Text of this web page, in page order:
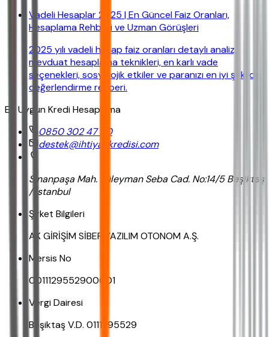
Vadeli Hesaplar 2025 | En Güncel Faiz Oranları,
Hesaplama Rehberi ve Uzman Görüşleri
2025 yılı vadeli hesap faiz oranları detaylı analiz,
mevduat hesaplama teknikleri, en karlı vade
seçenekleri, sosyolojik etkiler ve paranızı en iyi şekilde
değerlendirme rehberi.
En Uygun Kredi Hesaplama
0850 302 47 90
destek@ihtiyackredisi.com
Sinanpaşa Mah. Süleyman Seba Cad. No:14/5 Beşiktaş
/ İstanbul
Şirket Bilgileri
AK GİRİŞİM SİBER YAZILIM OTONOM A.Ş.
Mersis No
0011129552900001
Vergi Dairesi
Beşiktaş V.D. 0111295529